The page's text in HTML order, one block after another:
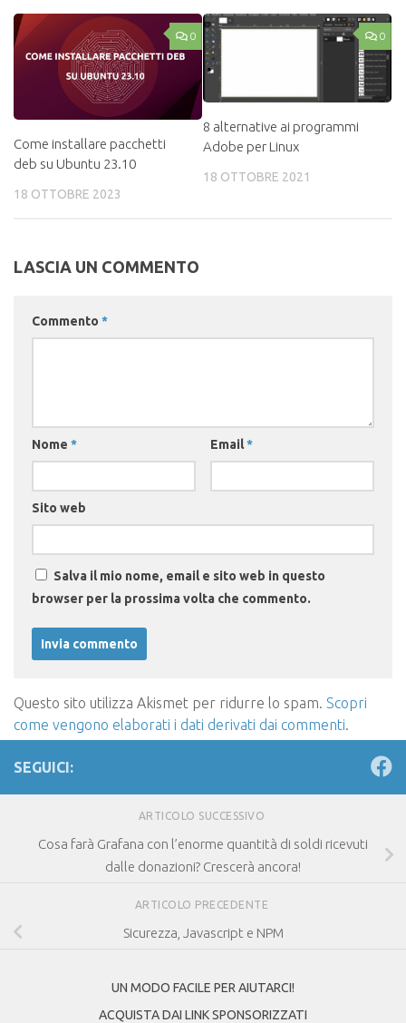
0
Come installare pacchetti
deb su Ubuntu 23.10
18 OTTOBRE 2023
0
8 alternative ai programmi
Adobe per Linux
18 OTTOBRE 2021
LASCIA UN COMMENTO
Commento *
Nome * Email*
Sito web
Salva il mio nome, email e sito web in questo
browser per la prossima volta che commento.
Questo sito utilizza Akismet per ridurre lo spam. Scopri
come vengono elaborati i dati derivati dai commenti.
SEGUICI:
ARTICOLO SUCCESSIVO
Cosa farà Grafana con l’enorme quantità di soldi ricevuti
dalle donazioni? Crescerà ancora!
ARTICOLO PRECEDENTE
Sicurezza, Javascript e NPM
UN MODO FACILE PER AIUTARCI!
ACQUISTA DAI LINK SPONSORIZZATI